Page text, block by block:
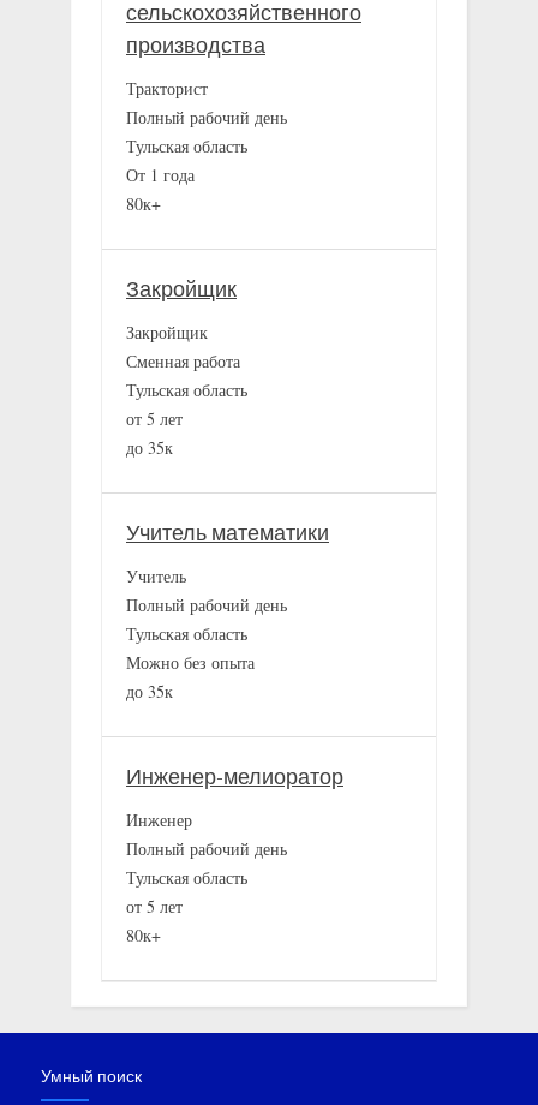
сельскохозяйственного
производства
Тракторист
Полный рабочий день
Тульская область
От 1 года
80к+
Закройщик
Закройщик
Сменная работа
Тульская область
от 5 лет
до 35к
Учитель математики
Учитель
Полный рабочий день
Тульская область
Можно без опыта
до 35к
Инженер-мелиоратор
Инженер
Полный рабочий день
Тульская область
от 5 лет
80к+
Умный поиск